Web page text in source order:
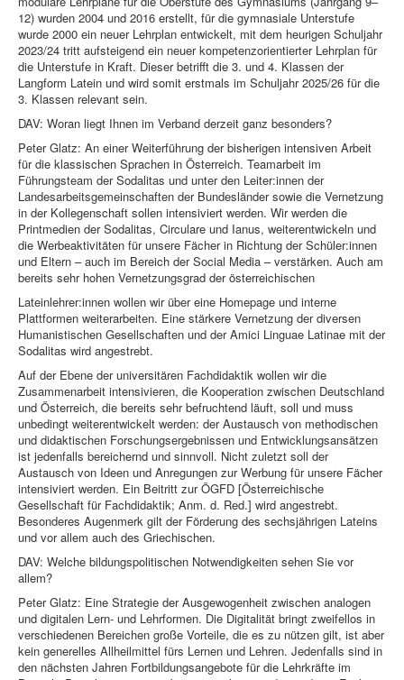
12) wurden 2004 und 2016 erstellt, für die gymnasiale Unterstufe
wurde 2000 ein neuer Lehrplan entwickelt, mit dem heurigen Schuljahr
2023/24 tritt aufsteigend ein neuer kompetenzorientierter Lehrplan für
die Unterstufe in Kraft. Dieser betrifft die 3. und 4. Klassen der
Langform Latein und wird somit erstmals im Schuljahr 2025/26 für die
3. Klassen relevant sein.
DAV: Woran liegt Ihnen im Verband derzeit ganz besonders?
Peter Glatz: An einer Weiterführung der bisherigen intensiven Arbeit
für die klassischen Sprachen in Österreich. Teamarbeit im
Führungsteam der Sodalitas und unter den Leiter:innen der
Landesarbeitsgemeinschaften der Bundesländer sowie die Vernetzung
in der Kollegenschaft sollen intensiviert werden. Wir werden die
Printmedien der Sodalitas, Circulare und Ianus, weiterentwickeln und
die Werbeaktivitäten für unsere Fächer in Richtung der Schüler:innen
und Eltern – auch im Bereich der Social Media – verstärken. Auch am
bereits sehr hohen Vernetzungsgrad der österreichischen
Lateinlehrer:innen wollen wir über eine Homepage und interne
Plattformen weiterarbeiten. Eine stärkere Vernetzung der diversen
Humanistischen Gesellschaften und der Amici Linguae Latinae mit der
Sodalitas wird angestrebt.
Auf der Ebene der universitären Fachdidaktik wollen wir die
Zusammenarbeit intensivieren, die Kooperation zwischen Deutschland
und Österreich, die bereits sehr befruchtend läuft, soll und muss
unbedingt weiterentwickelt werden: der Austausch von methodischen
und didaktischen Forschungsergebnissen und Entwicklungsansätzen
ist jedenfalls bereichernd und sinnvoll. Nicht zuletzt soll der
Austausch von Ideen und Anregungen zur Werbung für unsere Fächer
intensiviert werden. Ein Beitritt zur ÖGFD [Österreichische
Gesellschaft für Fachdidaktik; Anm. d. Red.] wird angestrebt.
Besonderes Augenmerk gilt der Förderung des sechsjährigen Lateins
und vor allem auch des Griechischen.
DAV: Welche bildungspolitischen Notwendigkeiten sehen Sie vor
allem?
Peter Glatz: Eine Strategie der Ausgewogenheit zwischen analogen
und digitalen Lern- und Lehrformen. Die Digitalität bringt zweifellos in
verschiedenen Bereichen große Vorteile, die es zu nützen gilt, ist aber
kein generelles Allheilmittel fürs Lernen und Lehren. Jedenfalls sind in
den nächsten Jahren Fortbildungsangebote für die Lehrkräfte im